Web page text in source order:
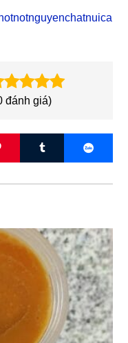
đánh giá)